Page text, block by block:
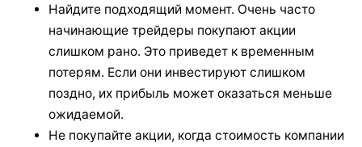
Найдите подходящий момент. Очень часто
начинающие трейдеры покупают акции
слишком рано. Это приведет к временным
потерям. Если они инвестируют слишком
поздно, их прибыль может оказаться меньше
ожидаемой.
Не покупайте акции, когда стоимость компании